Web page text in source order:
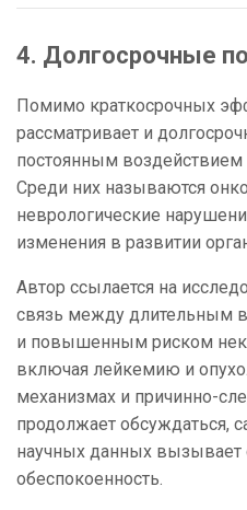
4. Долгосрочные
Помимо краткосрочных
рассматривает и
постоянным воздействием
Среди них называются
неврологические
изменения в развитии
Автор ссылается на
связь между длительным
и повышенным риском
включая лейкемию и
механизмах и причинно-
продолжает обсуждаться,
научных данных вызывает
обеспокоенность.